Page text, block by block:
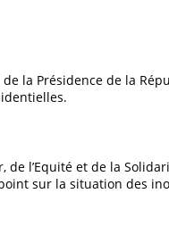
de la Présidence de la
l’Equité et de la
sur la situation des